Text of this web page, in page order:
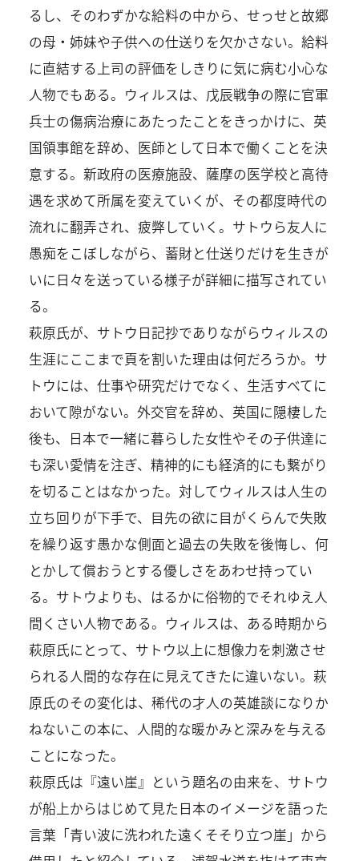
るし、そのわずかな給料の中から、せっせと故郷
の母・姉妹や子供への仕送りを欠かさない。給料
に直結する上司の評価をしきりに気に病む小心な
人物でもある。ウィルスは、戊辰戦争の際に官軍
兵士の傷病治療にあたったことをきっかけに、英
国領事館を辞め、医師として日本で働くことを決
意する。新政府の医療施設、薩摩の医学校と高待
遇を求めて所属を変えていくが、その都度時代の
流れに翻弄され、疲弊していく。サトウら友人に
愚痴をこぼしながら、蓄財と仕送りだけを生きが
いに日々を送っている様子が詳細に描写されてい
る。
萩原氏が、サトウ日記抄でありながらウィルスの
生涯にここまで頁を割いた理由は何だろうか。サ
トウには、仕事や研究だけでなく、生活すべてに
おいて隙がない。外交官を辞め、英国に隠棲した
後も、日本で一緒に暮らした女性やその子供達に
も深い愛情を注ぎ、精神的にも経済的にも繋がり
を切ることはなかった。対してウィルスは人生の
立ち回りが下手で、目先の欲に目がくらんで失敗
を繰り返す愚かな側面と過去の失敗を後悔し、何
とかして償おうとする優しさをあわせ持ってい
る。サトウよりも、はるかに俗物的でそれゆえ人
間くさい人物である。ウィルスは、ある時期から
萩原氏にとって、サトウ以上に想像力を刺激させ
られる人間的な存在に見えてきたに違いない。萩
原氏のその変化は、稀代の才人の英雄談になりか
ねないこの本に、人間的な暖かみと深みを与える
ことになった。
萩原氏は『遠い崖』という題名の由来を、サトウ
が船上からはじめて見た日本のイメージを語った
言葉「青い波に洗われた遠くそそり立つ崖」から